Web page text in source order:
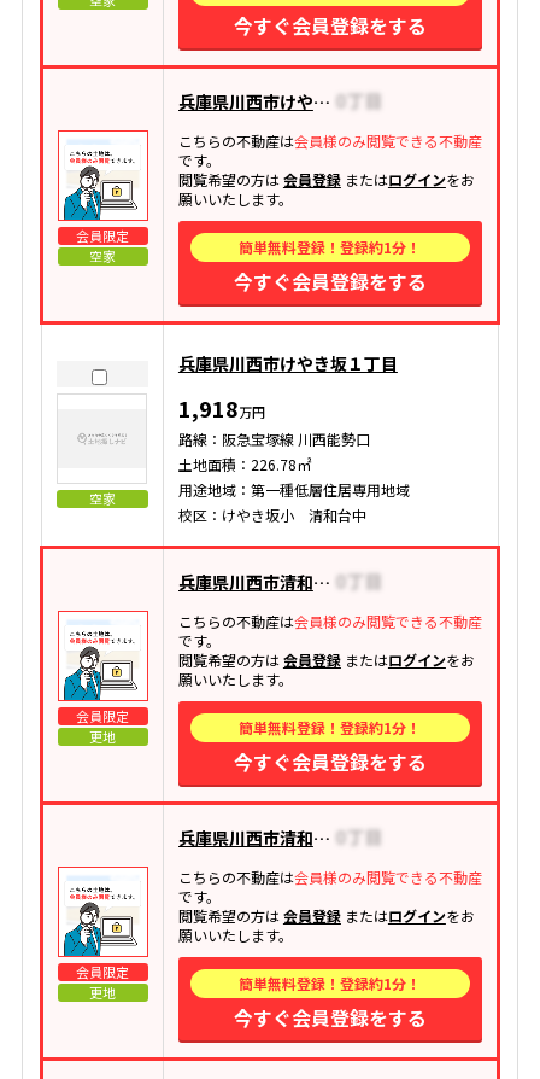
今すぐ会員登録をする
会員限定
空家
兵庫県川西市けやき坂
こちらの不動産は会員様のみ閲覧できる不動産
です。
閲覧希望の方は会員登録またはログインをお
願いいたします。
簡単無料登録！登録約1分！
今すぐ会員登録をする
空家
兵庫県川西市けやき坂１丁目
1,918万円
路線：阪急宝塚線 川西能勢口
土地面積：226.78㎡
用途地域：第一種低層住居専用地域
校区：けやき坂小 清和台中
会員限定
更地
兵庫県川西市清和台西
こちらの不動産は会員様のみ閲覧できる不動産
です。
閲覧希望の方は会員登録またはログインをお
願いいたします。
簡単無料登録！登録約1分！
今すぐ会員登録をする
会員限定
更地
兵庫県川西市清和台西
こちらの不動産は会員様のみ閲覧できる不動産
です。
閲覧希望の方は会員登録またはログインをお
願いいたします。
簡単無料登録！登録約1分！
今すぐ会員登録をする